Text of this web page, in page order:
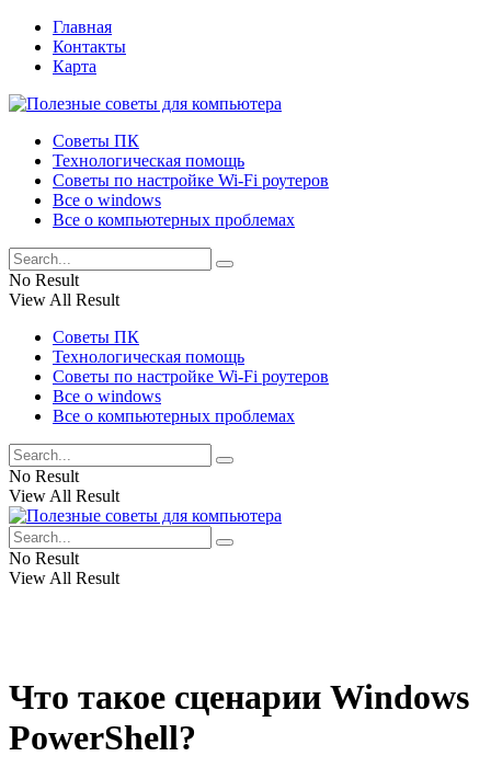
Главная
Контакты
Карта
Советы ПК
Технологическая помощь
Советы по настройке Wi-Fi роутеров
Все о windows
Все о компьютерных проблемах
No Result
View All Result
Советы ПК
Технологическая помощь
Советы по настройке Wi-Fi роутеров
Все о windows
Все о компьютерных проблемах
No Result
View All Result
No Result
View All Result
Что такое сценарии Windows
PowerShell?